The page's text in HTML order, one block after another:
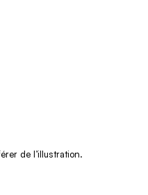
de l’illustration.